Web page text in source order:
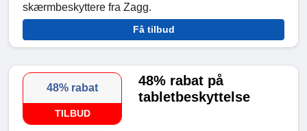
skærmbeskyttere fra Zagg.
Få tilbud
48% rabat
TILBUD
48% rabat på
tabletbeskyttelse